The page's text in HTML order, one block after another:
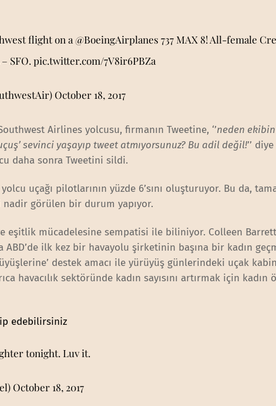
flight on a @BoeingAirplanes 737 MAX 8! All-female
SFO. pic.twitter.com/7V8ir6PBZa
October 18, 2017
Airlines yolcusu, firmanın Tweetine, ‘’neden
sevinci yaşayıp tweet atmıyorsunuz? Bu adil değil!’’
daha sonra Tweetini sildi.
uçağı pilotlarının yüzde 6’sını oluşturuyor. Bu da,
görülen bir durum yapıyor.
eşitlik mücadelesine sempatisi ile biliniyor. Colleen
ABD’de ilk kez bir havayolu şirketinin başına bir kadın
destek amacı ile yürüyüş günlerindeki uçak
havacılık sektöründe kadın sayısını artırmak için kadın
edebilirsiniz
tonight. Luv it.
October 18, 2017